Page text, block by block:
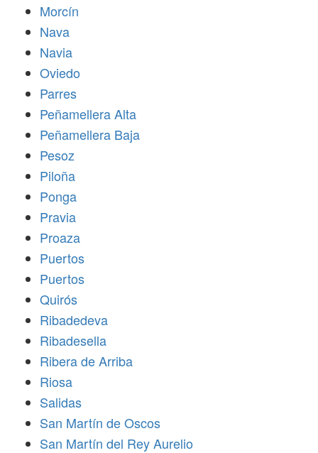
Morcín
Nava
Navia
Oviedo
Parres
Peñamellera Alta
Peñamellera Baja
Pesoz
Piloña
Ponga
Pravia
Proaza
Puertos
Puertos
Quirós
Ribadedeva
Ribadesella
Ribera de Arriba
Riosa
Salidas
San Martín de Oscos
San Martín del Rey Aurelio